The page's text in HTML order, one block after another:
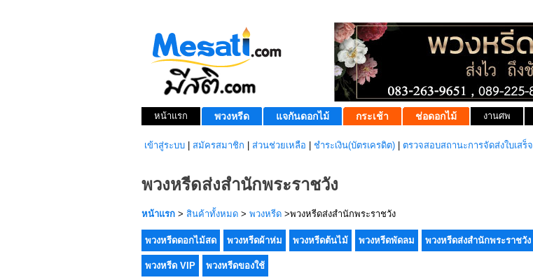
หน้าแรก พวงหรีด แจกันดอกไม้ กระเช้า ช่อดอกไม้ งานศพ
เข้าสู่ระบบ สมัครสมาชิก ส่วนช่วยเหลือ ชำระเงิน(บัตรเครดิต) ตรวจสอบสถานะการจัดส่งใบเสร็จ
พวงหรีดส่งสำนักพระราชวัง
หน้าแรก > สินค้าทั้งหมด > พวงหรีด >พวงหรีดส่งสำนักพระราชวัง
พวงหรีดดอกไม้สด พวงหรีดผ้าห่ม พวงหรีดต้นไม้ พวงหรีดพัดลม พวงหรีดส่งสำนักพระราชวัง
พวงหรีด VIP พวงหรีดของใช้